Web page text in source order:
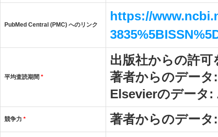
PubMed Central (PMC) へのリンク
https://
平均査読期間 *
出版社からの許
著者からのデー
Elsevierのデータ:
競争力 * 著者からのデー